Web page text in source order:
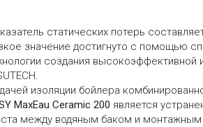
статических потерь
значение достигнуто с помощью
создания высокоэффективной
изоляции бойлера
MaxEau Ceramic 200 является
между водяным баком и монтажным